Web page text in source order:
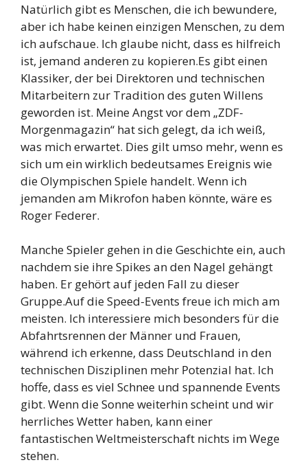
Natürlich gibt es Menschen, die ich bewundere,
aber ich habe keinen einzigen Menschen, zu dem
ich aufschaue. Ich glaube nicht, dass es hilfreich
ist, jemand anderen zu kopieren.Es gibt einen
Klassiker, der bei Direktoren und technischen
Mitarbeitern zur Tradition des guten Willens
geworden ist. Meine Angst vor dem „ZDF-
Morgenmagazin“ hat sich gelegt, da ich weiß,
was mich erwartet. Dies gilt umso mehr, wenn es
sich um ein wirklich bedeutsames Ereignis wie
die Olympischen Spiele handelt. Wenn ich
jemanden am Mikrofon haben könnte, wäre es
Roger Federer.
Manche Spieler gehen in die Geschichte ein, auch
nachdem sie ihre Spikes an den Nagel gehängt
haben. Er gehört auf jeden Fall zu dieser
Gruppe.Auf die Speed-Events freue ich mich am
meisten. Ich interessiere mich besonders für die
Abfahrtsrennen der Männer und Frauen,
während ich erkenne, dass Deutschland in den
technischen Disziplinen mehr Potenzial hat. Ich
hoffe, dass es viel Schnee und spannende Events
gibt. Wenn die Sonne weiterhin scheint und wir
herrliches Wetter haben, kann einer
fantastischen Weltmeisterschaft nichts im Wege
stehen.